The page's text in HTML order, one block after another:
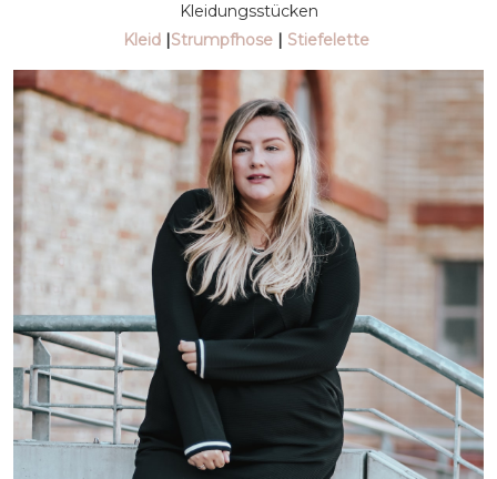
Kleidungsstücken
Kleid |Strumpfhose | Stiefelette